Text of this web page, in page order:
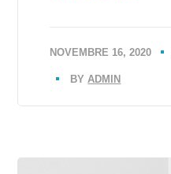
NOVEMBRE 16, 2020
BY ADMIN